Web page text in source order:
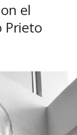
el
Prieto